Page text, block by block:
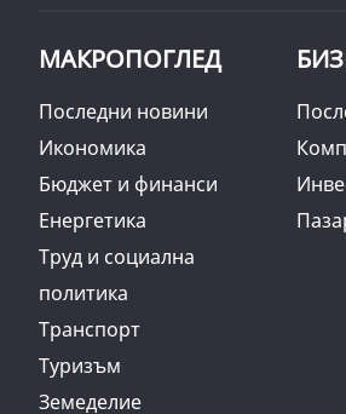
МАКРОПОГЛЕД
Последни новини
Икономика
Бюджет и финанси
Енергетика
Труд и социална
политика
Транспорт
Туризъм
Земеделие